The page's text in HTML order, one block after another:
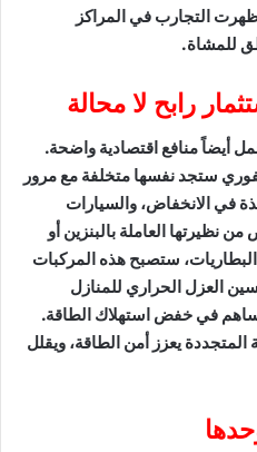
التجارب في المراكز
للمشاة.
رابح لا محالة
أيضاً منافع اقتصادية واضحة.
ستجد نفسها متخلفة مع مرور
في الانخفاض، والسيارات
نظيرتها العاملة بالبنزين أو
البطاريات، ستصبح هذه المركبات
العزل الحراري للمنازل
في خفض استهلاك الطاقة.
يعزز أمن الطاقة، ويقلل